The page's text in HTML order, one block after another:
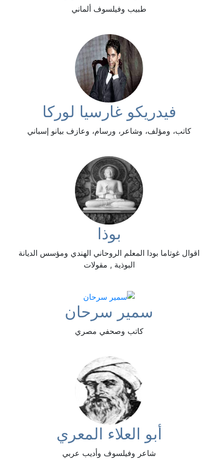
طبيب وفيلسوف ألماني
فيدريكو غارسيا لوركا
كاتب، ومؤلف، وشاعر، ورسام، وعازف بيانو إسباني
بوذا
اقوال غوتاما بودا المعلم الروحاني الهندي ومؤسس الديانة
البوذية , مقولات
سمير سرحان
كاتب وصحفي مصري
أبو العلاء المعري
شاعر وفيلسوف وأديب عربي